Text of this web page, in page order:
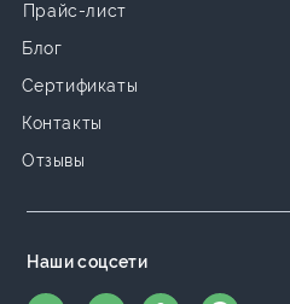
Прайс-лист
Отзывы
Контакты
Наши соцсети
Блог
Сертификаты